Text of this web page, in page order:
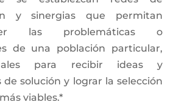
y sinergias que permitan
las problemáticas o
de una población particular,
para recibir ideas y
de solución y lograr la selección
viables.*